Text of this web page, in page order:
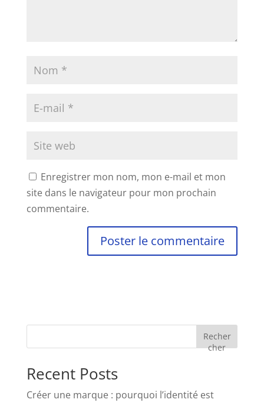
Enregistrer mon nom, mon e-mail et mon
site dans le navigateur pour mon prochain
commentaire.
Recher
cher
Recent Posts
Créer une marque : pourquoi l’identité est